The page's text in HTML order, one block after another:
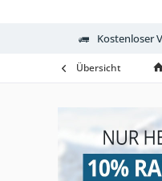
Kostenloser
Übersicht